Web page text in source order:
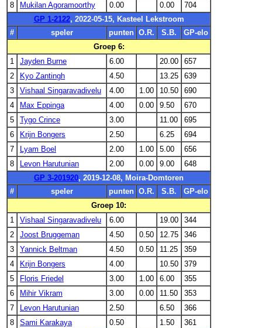
8
Mukilan Agoramoorthy 0.00 0.00
704
GP 1-2122, 2022-05-15, Kasteel Lekstroom
#
speler punten O.R. S.B.
GP-elo
Groep 6:
1
Jayden Burne 6.00 20.00
657
2
Kyo Zantingh 4.50 13.25
639
3
Vishaal Singaravadivelu 4.00 1.00 10.50
690
4
Max Eppinga 4.00 0.00 9.50
670
5
Tygo Crince 3.00 11.00
695
6
Krijn Bongers 2.50 6.25
694
7
Lyam Boel 2.00 1.00 5.00
656
8
Levon Harutunian 2.00 0.00 9.00
648
GP 3-201920, 2019-12-08, Moira-Domtoren
#
speler punten O.R. S.B.
GP-elo
Groep 10:
1
Vishaal Singaravadivelu 6.00 19.00
344
2
Joost Bruggeman 4.50 0.50 12.75
346
3
Yannick Beltman 4.50 0.50 11.25
359
4
Krijn Bongers 4.00 10.50
379
5
Floris Friedel 3.00 1.00 6.00
355
6
Mihir Vikram 3.00 0.00 11.50
353
7
Levon Harutunian 2.50 6.50
366
8
Sami Karakaya 0.50 1.50
361